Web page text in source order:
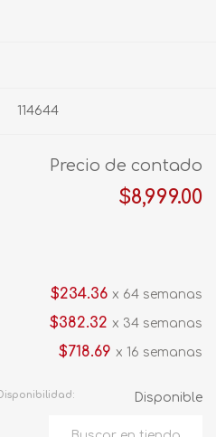
114644
Precio de contado
$8,999.00
$234.36 x 64 semanas
$382.32 x 34 semanas
$718.69 x 16 semanas
Disponibilidad: Disponible